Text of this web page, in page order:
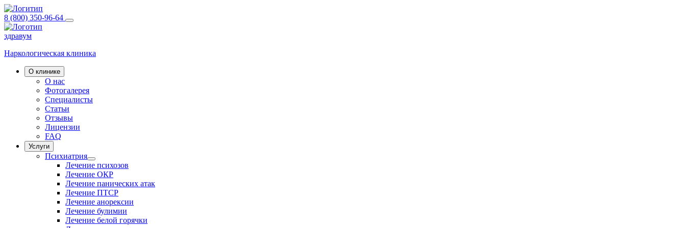
8 (800) 350-96-64
здравум
Наркологическая клиника
О клинике
О нас
Фотогалерея
Специалисты
Статьи
Отзывы
Лицензии
FAQ
Услуги
Психиатрия
Лечение психозов
Лечение ОКР
Лечение панических атак
Лечение ПТСР
Лечение анорексии
Лечение булимии
Лечение белой горячки